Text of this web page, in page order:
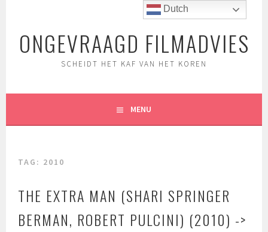
inhoudONGEVRAAGD FILMADVIES
SCHEIDT HET KAF VAN HET KOREN
MENU
TAG: 2010
THE EXTRA MAN (SHARI SPRINGER
BERMAN, ROBERT PULCINI) (2010) ->
Dutch